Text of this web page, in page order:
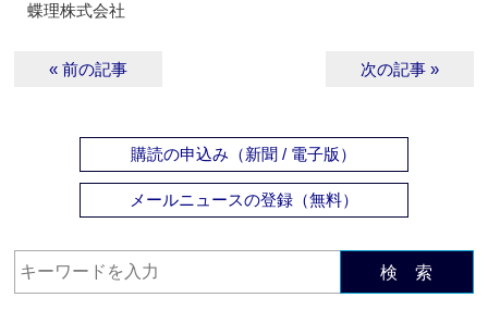
蝶理株式会社
« 前の記事 次の記事 »
購読の申込み（新聞 / 電子版）
メールニュースの登録（無料）
検 索